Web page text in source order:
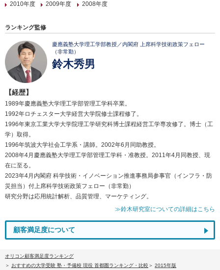
2010年度
2009年度 2008年度
ランキング監修
慶應義塾大学理工学部教授／内閣府 上席科学技術政策フェロー
（非常勤）
鈴木秀男
【経歴】
1989年慶應義塾大学理工学部管理工学科卒業。
1992年ロチェスター大学経営大学院修士課程修了。
1996年東京工業大学大学院理工学研究科博士課程経営工学専攻修了。博士（工
学）取得。
1996年筑波大学社会工学系・講師。2002年6月同助教授。
2008年4月慶應義塾大学理工学部管理工学科・准教授。2011年4月同教授、現
在に至る。
2023年4月内閣府 科学技術・イノベーション推進事務局参事官（インフラ・防
災担当）付上席科学技術政策フェロー（非常勤）
研究分野は応用統計解析、品質管理、マーケティング。
≫鈴木研究室についての詳細はこちら
顧客満足度について
オリコン顧客満足度ランキング
おすすめの大学受験 塾・予備校 現役 首都圏ランキング・比較
2015年版